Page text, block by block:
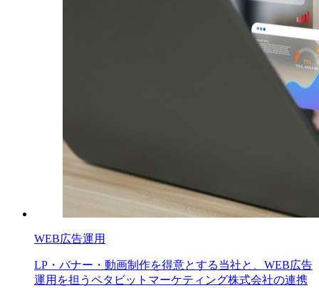
WEB広告運用
LP・バナー・動画制作を得意とする当社と、WEB広告
運用を担うペタビットマーケティング株式会社の連携